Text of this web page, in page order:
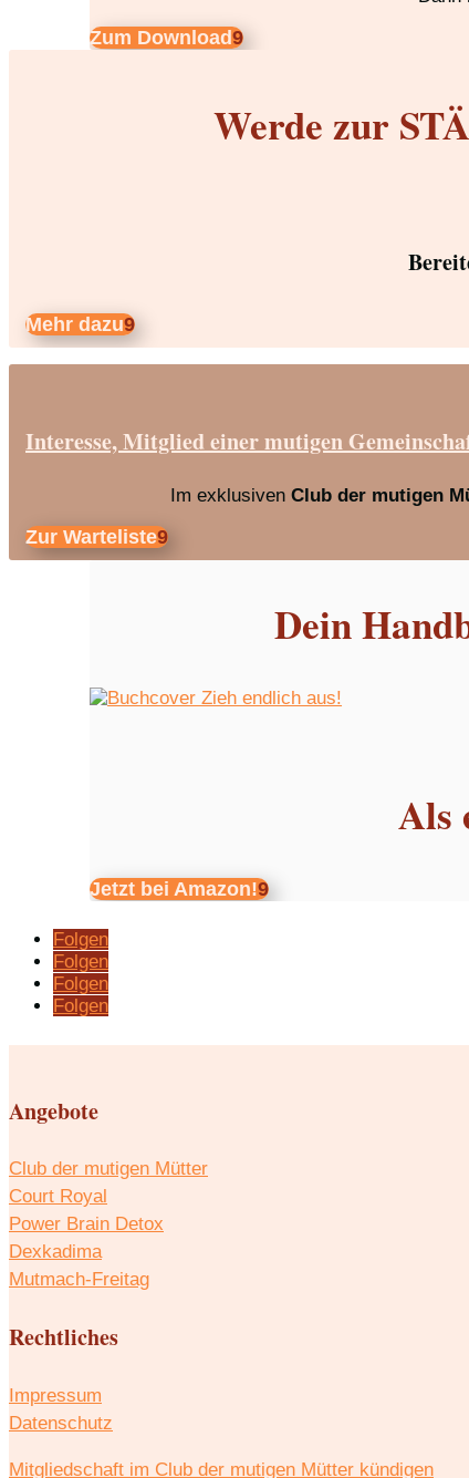
Zum Download
Werde zur
Mehr dazu
Interesse, Mitglied einer mutigen
Im exklusivenClub der mutigen
Zur Warteliste
Dein
Als
Jetzt bei Amazon!
Folgen
Folgen
Folgen
Folgen
Angebote
Club der mutigen Mütter
Court Royal
Power Brain Detox
Dexkadima
Mutmach-Freitag
Rechtliches
Impressum
Datenschutz
Mitgliedschaft im Club der mutigen Mütter kündigen